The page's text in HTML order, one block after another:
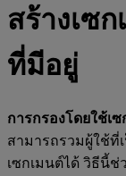
สร้างเซ
ที่มีอยู่
การกรองโดยใช้เซ
สามารถรวมผู้ใช้ที่
เซกเมนต์ได้ วิธีนี้